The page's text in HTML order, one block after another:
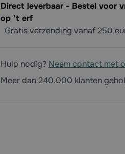
Direct leverbaar - Bestel voor
op ’t erf
Gratis verzending vanaf 250
Hulp nodig? Neem contact met
Meer dan 240.000 klanten